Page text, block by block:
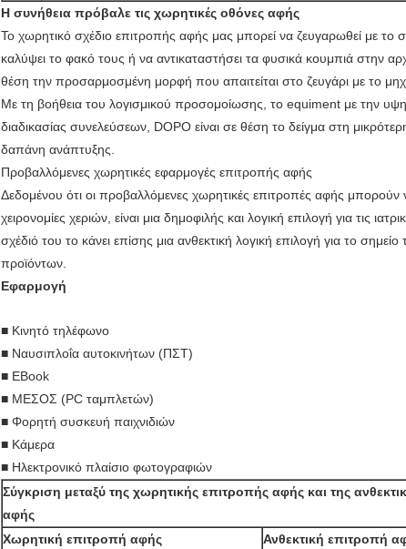
Η συνήθεια πρόβαλε τις χωρητικές οθόνες αφής
Το χωρητικό σχέδιο επιτροπής αφής μας μπορεί να ζευγαρωθεί με το
καλύψει το φακό τους ή να αντικαταστήσει τα φυσικά κουμπιά στην
θέση την προσαρμοσμένη μορφή που απαιτείται στο ζευγάρι με το
Με τη βοήθεια του λογισμικού προσομοίωσης, το equiment με την
διαδικασίας συνελεύσεων, DOPO είναι σε θέση το δείγμα στη
δαπάνη ανάπτυξης.
Προβαλλόμενες χωρητικές εφαρμογές επιτροπής αφής
Δεδομένου ότι οι προβαλλόμενες χωρητικές επιτροπές αφής μπορούν
χειρονομίες χεριών, είναι μια δημοφιλής και λογική επιλογή για τις
σχέδιό του το κάνει επίσης μια ανθεκτική λογική επιλογή για το
προϊόντων.
Εφαρμογή
■ Κινητό τηλέφωνο
■ Ναυσιπλοΐα αυτοκινήτων (ΠΣΤ)
■ EBook
■ ΜΕΣΟΣ (PC ταμπλετών)
■ Φορητή συσκευή παιχνιδιών
■ Κάμερα
■ Ηλεκτρονικό πλαίσιο φωτογραφιών
Σύγκριση μεταξύ της χωρητικής επιτροπής αφής και της
αφής
Χωρητική επιτροπή αφής
Ανθεκτική επιτροπή